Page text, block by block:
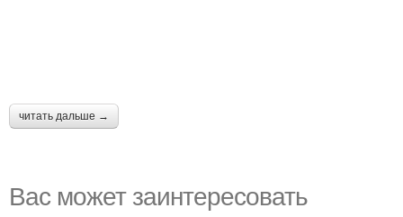
читать дальше →
Вас может заинтересовать